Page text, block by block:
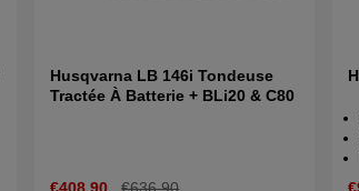
Husqvarna LB 146i Tondeuse
Tractée À Batterie + BLi20 & C80
€408.90 €636.90